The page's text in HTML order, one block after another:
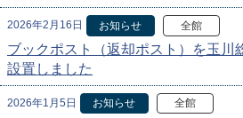
2026年2月16日 お知らせ 全館
ブックポスト（返却ポスト）を玉川
設置しました
2026年1月5日 お知らせ 全館